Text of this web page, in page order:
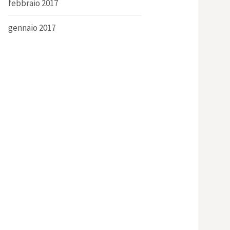
febbraio 2017
gennaio 2017